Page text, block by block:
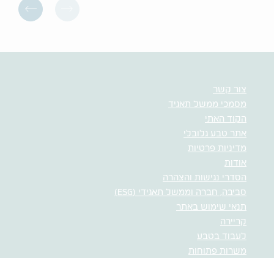
צור קשר
מסמכי ממשל תאגיד
הקוד האתי
אתר טבע גלובלי
מדיניות פרטיות
אודות
הסדרי נגישות והצהרה
סביבה, חברה וממשל תאגידי (ESG)
תנאי שימוש באתר
קריירה
לעבוד בטבע
משרות פתוחות